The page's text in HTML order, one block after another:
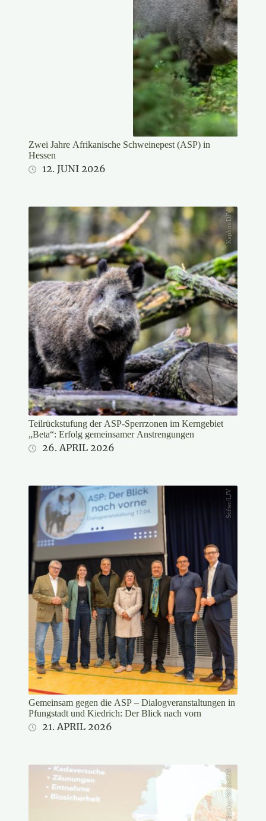
Zwei Jahre Afrikanische Schweinepest (ASP) in
Hessen
12. JUNI 2026
Kaphus/DJV
Teilrückstufung der ASP-Sperrzonen im Kerngebiet
„Beta“: Erfolg gemeinsamer Anstrengungen
26. APRIL 2026
Stifter/LJV
Gemeinsam gegen die ASP – Dialogveranstaltungen in
Pfungstadt und Kiedrich: Der Blick nach vorn
21. APRIL 2026
Markus Stifter/LJV